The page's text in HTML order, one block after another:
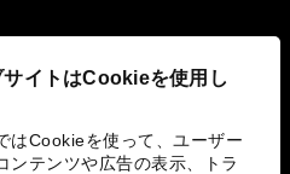
サイトはCookieを使用し
はCookieを使って、ユーザー
ンテンツや広告の表示、トラ
み